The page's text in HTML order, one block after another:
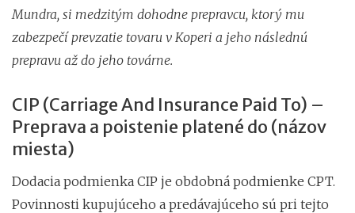
Mundra, si medzitým dohodne prepravcu, ktorý mu
zabezpečí prevzatie tovaru v Koperi a jeho následnú
prepravu až do jeho továrne.
CIP (Carriage And Insurance Paid To) –
Preprava a poistenie platené do (názov
miesta)
Dodacia podmienka CIP je obdobná podmienke CPT.
Povinnosti kupujúceho a predávajúceho sú pri tejto